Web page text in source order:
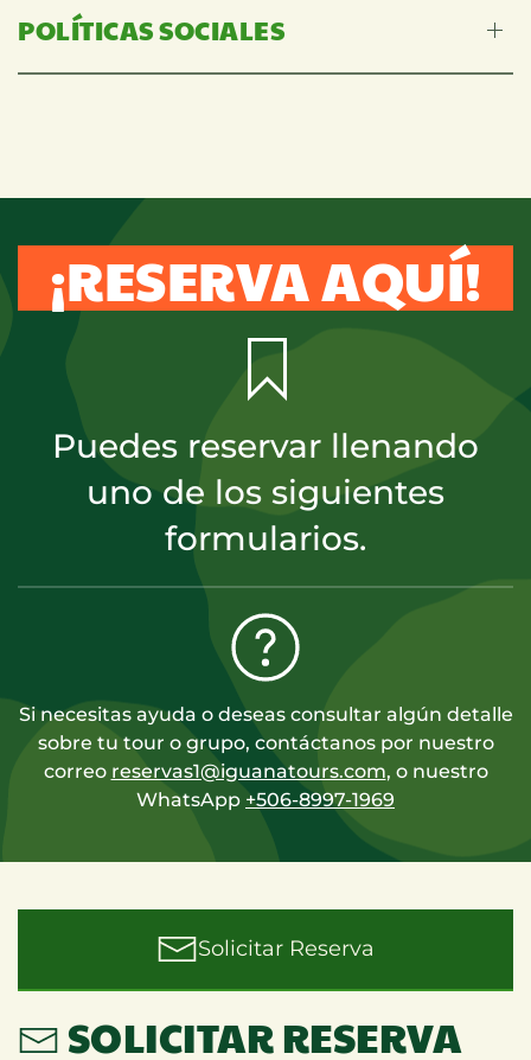
POLÍTICAS SOCIALES
¡RESERVA AQUÍ!
Puedes reservar llenando
uno de los siguientes
formularios.
Si necesitas ayuda o deseas consultar algún detalle
sobre tu tour o grupo, contáctanos por nuestro
correo reservas1@iguanatours.com, o nuestro
WhatsApp +506-8997-1969
Solicitar Reserva
SOLICITAR RESERVA